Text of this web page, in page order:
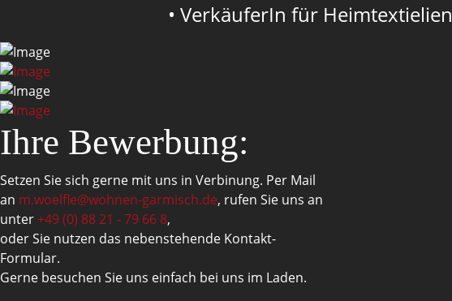
• VerkäuferIn für Heimtextielien
Ihre Bewerbung:
Setzen Sie sich gerne mit uns in Verbinung. Per Mail
an m.woelfle@wohnen-garmisch.de, rufen Sie uns an
unter+49 (0) 88 21 - 79 66 8,
oder Sie nutzen das nebenstehende Kontakt-
Formular.
Gerne besuchen Sie uns einfach bei uns im Laden.